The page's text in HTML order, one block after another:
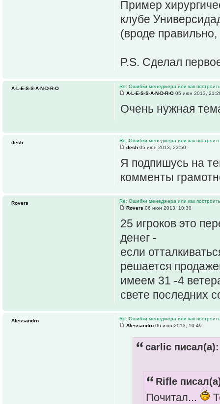
Пример
клубе
(вроде
P.S. Сделал
Re: Ошибки менеджера или как построить
A-L-E-S-S-A-N-D-R-O 05 июн 2013,
Очень нужная
A-L-E-S-S-A-N-D-R-O
Re: Ошибки менеджера или как построить
desh 05 июн 2013, 23:50
Я подпишусь на
комменты
desh
Re: Ошибки менеджера или как построить
Rovers 06 июн 2013, 10:30
25 игроков это
денег -
если
решается
имеем 31 -4
свете последних
Rovers
Re: Ошибки менеджера или как построить
Alessandro 06 июн 2013, 10:49
carlic писал(а):
Rifle
Почитал...
Alessandro